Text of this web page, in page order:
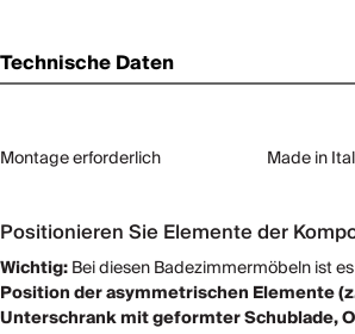
Technische Daten
Montage erforderlich Made in
Positionieren Sie Elemente der
Wichtig:Bei diesen Badezimmermöbeln ist
Position der asymmetrischen Elemente
Unterschrank mit geformter Schublade,